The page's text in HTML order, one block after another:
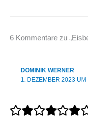
6 Kommentare zu
DOMINIK WERNER
1. DEZEMBER 2023 UM